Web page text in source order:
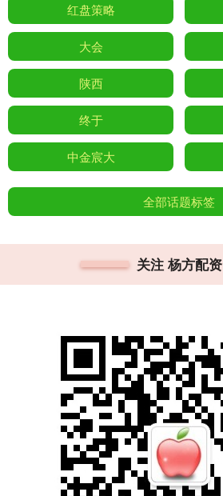
红盘策略
大会
陕西
终于
中金宸大
全部话题标签
关注 杨方配资